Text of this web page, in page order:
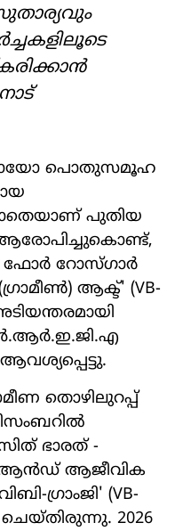
പൊതുസമൂഹ
പുതിയ
ആരോപിച്ചുകൊണ്ട്,
ഫോർ റോസ്‌ഗാർ
ആക്ട്' (VB-
തൊഴിലുറപ്പ്
ഭാരത് -
ആൻഡ് ആജീവിക
ഗ്രാംജി' (VB-
2026